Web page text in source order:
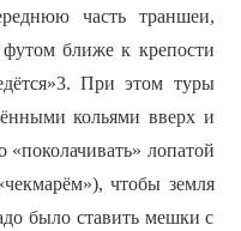
часть траншеи,
футом ближе к крепости
При этом туры
кольями вверх и
«поколачивать» лопатой
чтобы земля
было ставить мешки с